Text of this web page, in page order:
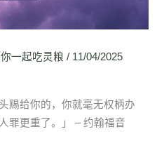
你一起吃灵粮 / 11/04/2025
赐给你的，你就毫无权柄办
罪更重了。」 – 约翰福音